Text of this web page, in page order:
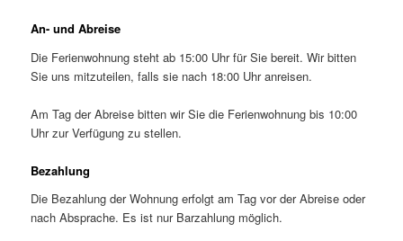
An- und Abreise
Die Ferienwohnung steht ab 15:00 Uhr für Sie bereit. Wir bitten
Sie uns mitzuteilen, falls sie nach 18:00 Uhr anreisen.
Am Tag der Abreise bitten wir Sie die Ferienwohnung bis 10:00
Uhr zur Verfügung zu stellen.
Bezahlung
Die Bezahlung der Wohnung erfolgt am Tag vor der Abreise oder
nach Absprache. Es ist nur Barzahlung möglich.